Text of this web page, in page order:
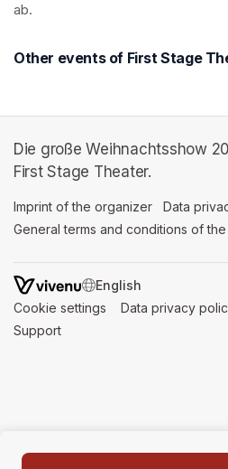
ab.
Other events of First Stage
Die große Weihnachtsshow
First Stage Theater.
Imprint of the organizer (opens in a
Data
General terms and conditions of
SWITCH LANGUAGE
Cookie settings (opens in a new
Data privacy
Support